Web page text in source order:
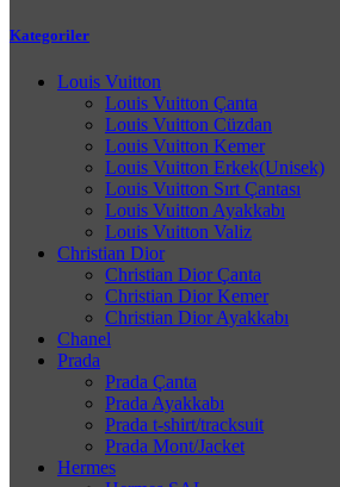
Kategoriler
Louis Vuitton
Louis Vuitton Çanta
Louis Vuitton Cüzdan
Louis Vuitton Kemer
Louis Vuitton Erkek(Unisek)
Louis Vuitton Sırt Çantası
Louis Vuitton Ayakkabı
Louis Vuitton Valiz
Christian Dior
Christian Dior Çanta
Christian Dior Kemer
Christian Dior Ayakkabı
Chanel
Prada
Prada Çanta
Prada Ayakkabı
Prada t-shirt/tracksuit
Prada Mont/Jacket
Hermes